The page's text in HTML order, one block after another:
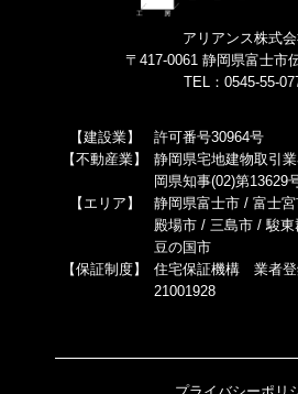
アリアンス株式
〒417-0061 静岡県富士市
TEL：0545-55-
【建設業】
許可番号30964号
【不動産業】
静岡県宅地建物取引
岡県知事(02)第13629
【エリア】
静岡県富士市 / 富士
殿場市 / 三島市 / 駿
豆の国市
【保証制度】
住宅保証機構 業者登
21001928